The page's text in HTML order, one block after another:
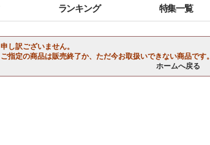
ランキング 特集一覧
申し訳ございません。
ご指定の商品は販売終了か、ただ今お取扱いできない商品です。
ホームへ戻る